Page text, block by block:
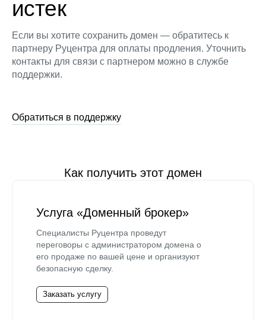
истек
Если вы хотите сохранить домен — обратитесь к
партнеру Руцентра для оплаты продления. Уточнить
контакты для связи с партнером можно в службе
поддержки.
Обратиться в поддержку
Как получить этот домен
Услуга «Доменный брокер»
Специалисты Руцентра проведут
переговоры с администратором домена о
его продаже по вашей цене и организуют
безопасную сделку.
Заказать услугу